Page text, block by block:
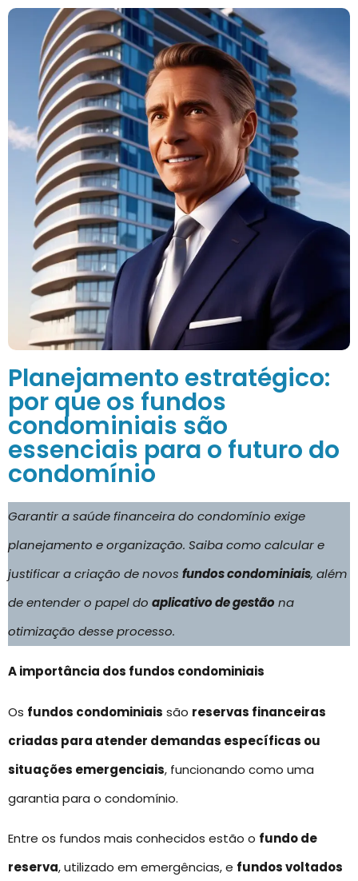
Planejamento estratégico:
por que os fundos
condominiais são
essenciais para o futuro do
condomínio
Garantir a saúde financeira do condomínio exige
planejamento e organização. Saiba como calcular e
justificar a criação de novos fundos condominiais, além
de entender o papel do aplicativo de gestãona
otimização desse processo.
A importância dos fundos condominiais
Os fundos condominiais são reservas financeiras
criadas para atender demandas específicas ou
situações emergenciais, funcionando como uma
garantia para o condomínio.
Entre os fundos mais conhecidos estão o fundo de
reserva, utilizado em emergências, e fundos voltados